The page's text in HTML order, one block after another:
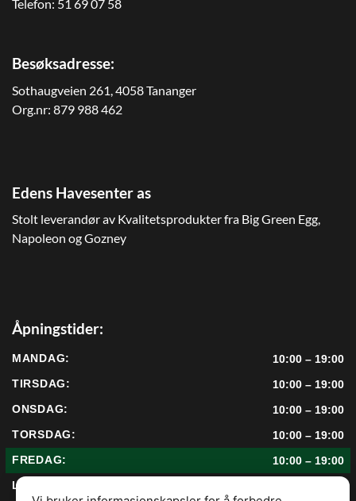
Telefon: 51 69 07 58
Besøksadresse:
Sothaugveien 261, 4058 Tananger
Org.nr: 879 988 462
Edens Havesenter as
Stolt leverandør av Kvalitetsprodukter fra Big Green Egg,
Napoleon og Gozney
Åpningstider:
MANDAG:
10:00 – 19:00
TIRSDAG:
10:00 – 19:00
ONSDAG:
10:00 – 19:00
TORSDAG:
10:00 – 19:00
FREDAG:
10:00 – 19:00
LØRDAG: